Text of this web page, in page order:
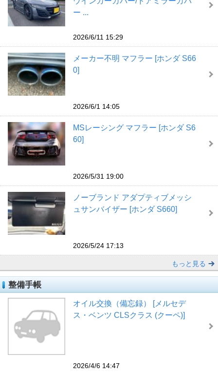
ー ...
2026/6/11 15:29
メーカー不明 マフラー [ホンダ S66
0]
2026/6/1 14:05
MSレーシング マフラー [ホンダ S6
60]
2026/5/31 19:00
ノーブランド アダプティブメッシ
ュサンバイザー [ホンダ S660]
2026/5/24 17:13
もっと見る
整備手帳
オイル交換（備忘録） [メルセデ
ス・ベンツ CLSクラス (クーペ)]
2026/4/6 14:47